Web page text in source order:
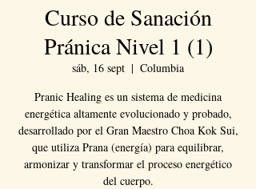
Curso de Sanación
Pránica Nivel 1 (1)
sáb, 16 sept
  |
Columbia
Pranic Healing es un sistema de medicina
energética altamente evolucionado y probado,
desarrollado por el Gran Maestro Choa Kok Sui,
que utiliza Prana (energía) para equilibrar,
armonizar y transformar el proceso energético
del cuerpo.